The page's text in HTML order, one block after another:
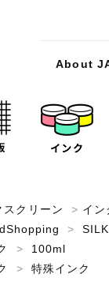
About
スクリーン > イン
>
>
100ml
> 特殊インク